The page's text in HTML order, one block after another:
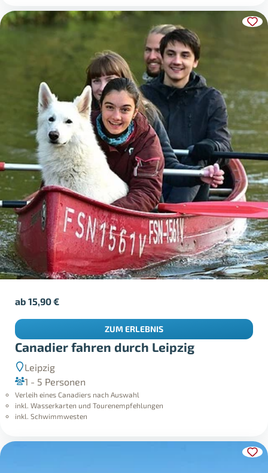
Canadier fahren durch Leipzig
Leipzig
1 - 5 Personen
Verleih eines Canadiers nach Auswahl
inkl. Wasserkarten und Tourenempfehlungen
inkl. Schwimmwesten
ab15,90€
ZUM ERLEBNIS